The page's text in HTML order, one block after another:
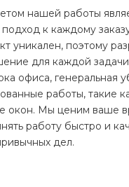
нашей работы
к каждому
уникален, поэтому
для каждой задачи
офиса, генеральная
работы, такие
окон. Мы ценим ваше
работу быстро и
дел.